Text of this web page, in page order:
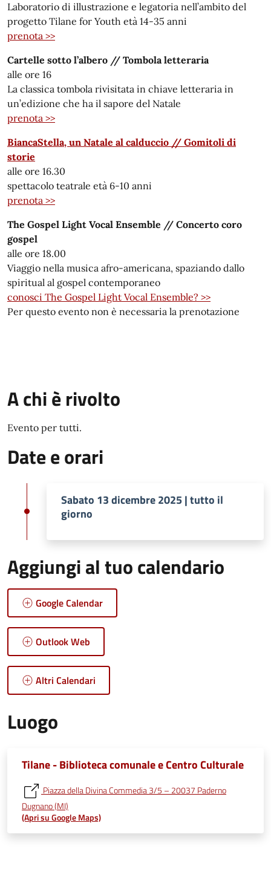
Laboratorio di illustrazione e legatoria nell’ambito del
progetto Tilane for Youth età 14-35 anni
prenota >>
Cartelle sotto l’albero // Tombola letteraria
alle ore 16
La classica tombola rivisitata in chiave letteraria in
un’edizione che ha il sapore del Natale
prenota >>
BiancaStella, un Natale al calduccio // Gomitoli di
storie
alle ore 16.30
spettacolo teatrale età 6-10 anni
prenota >>
The Gospel Light Vocal Ensemble // Concerto coro
gospel
alle ore 18.00
Viaggio nella musica afro-americana, spaziando dallo
spiritual al gospel contemporaneo
conosci The Gospel Light Vocal Ensemble? >>
Per questo evento non è necessaria la prenotazione
A chi è rivolto
Evento per tutti.
Date e orari
Sabato 13 dicembre 2025 | tutto il
giorno
Aggiungi al tuo calendario
Google Calendar
Outlook Web
Altri Calendari
Luogo
Tilane - Biblioteca comunale e Centro Culturale
Piazza della Divina Commedia 3/5 – 20037 Paderno
Dugnano (MI)
(Apri su Google Maps)